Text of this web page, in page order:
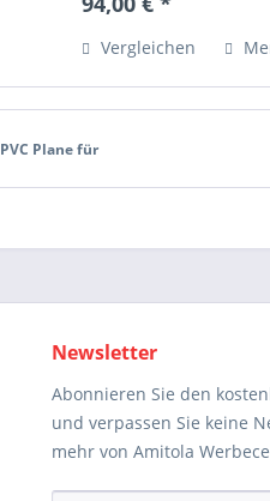
Vergleichen
PVC Plane für
Newsletter
Abonnieren Sie den
und verpassen Sie keine
mehr von Amitola